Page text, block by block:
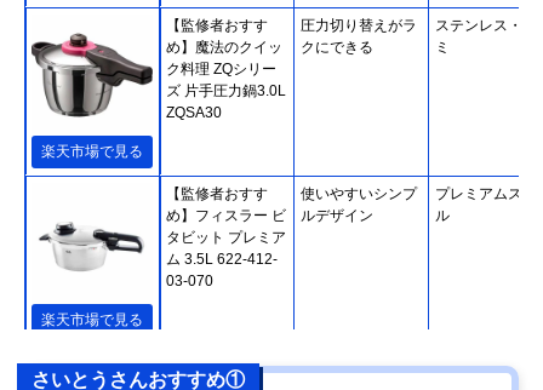
楽天市場で見る
【監修者おすす
め】魔法のクイッ
ク料理 ZQシリー
ズ 片手圧力鍋3.0L
ZQSA30
圧力切り替えがラ
クにできる
ステンレス・ア
ミ
楽天市場で見る
【監修者おすす
め】フィスラー ビ
タビット プレミア
ム 3.5L 622-412-
03-070
使いやすいシンプ
ルデザイン
プレミアムスチ
ル
さいとうさんおすすめ①